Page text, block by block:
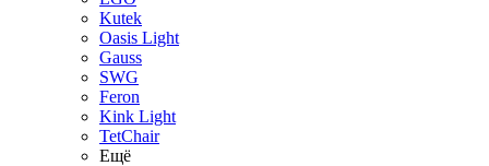
Kutek
Oasis Light
Gauss
SWG
Feron
Kink Light
TetСhair
Ещё